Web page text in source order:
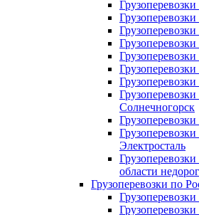
Солнечногорск
Электросталь
области
Грузоперевозки по